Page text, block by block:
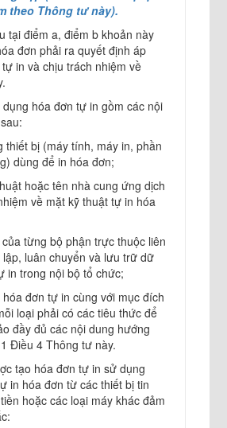
theo Thông tư này).
tại điểm a, điểm b khoản này
đơn phải ra quyết định áp
in và chịu trách nhiệm về
hóa đơn tự in gồm các nội
thiết bị (máy tính, máy in, phần
dùng để in hóa đơn;
hoặc tên nhà cung ứng dịch
về mặt kỹ thuật tự in hóa
từng bộ phận trực thuộc liên
luân chuyển và lưu trữ dữ
in trong nội bộ tổ chức;
đơn tự in cùng với mục đích
loại phải có các tiêu thức để
đầy đủ các nội dung hướng
Điều 4 Thông tư này.
tạo hóa đơn tự in sử dụng
in hóa đơn từ các thiết bị tin
hoặc các loại máy khác đảm